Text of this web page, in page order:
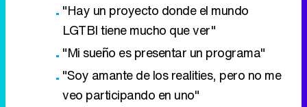
"Hay un proyecto donde el mundo
LGTBI tiene mucho que ver"
"Mi sueño es presentar un programa"
"Soy amante de los realities, pero no me
veo participando en uno"